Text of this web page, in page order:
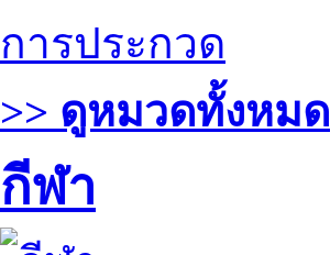
การประกวด
>> ดูหมวดทั้งหมด
กีฬา